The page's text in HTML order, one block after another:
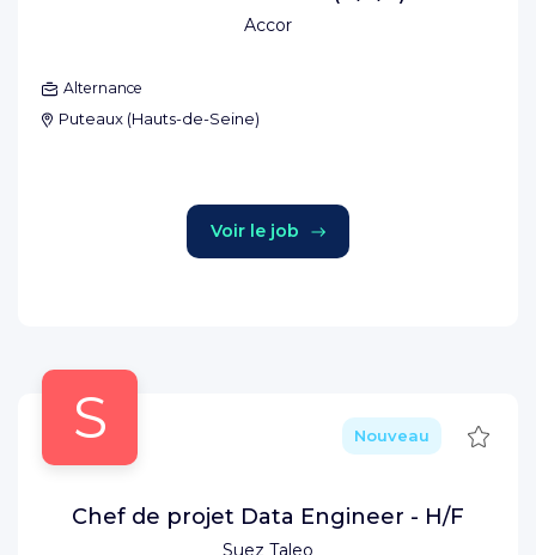
Accor
Alternance
Puteaux (Hauts-de-Seine)
Voir le job
S
Suez Taleo
Nouveau
Chef de projet Data Engineer - H/F